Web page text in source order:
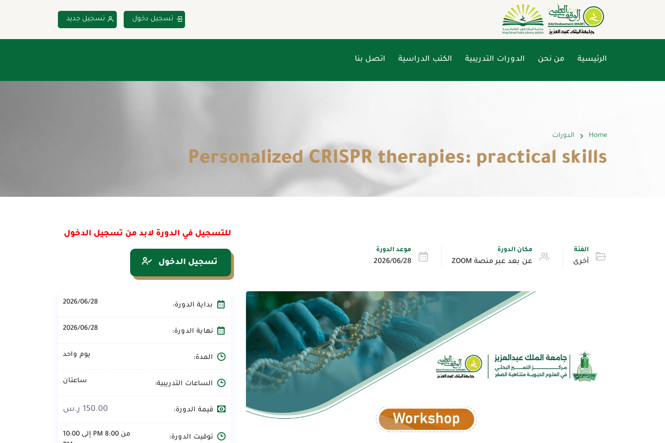
تسجيل دخول تسجيل جديد
الرئيسية من نحن الدورات التدريبية الكتب الدراسية اتصل بنا
Home الدورات
Personalized CRISPR therapies: practical skills
الفئة
أخرى
مكان الدورة
عن بعد عبر منصة ZOOM
موعد الدورة
2026/06/28
للتسجيل في الدورة لابد من تسجيل الدخول
تسجيل الدخول
بداية الدورة: 2026/06/28
نهاية الدورة: 2026/06/28
المدة: يوم واحد
الساعات التدريبية: ساعتان
قيمة الدورة: 150.00 ر.س
توقيت الدورة:
من 8:00 PM إلى 10:00